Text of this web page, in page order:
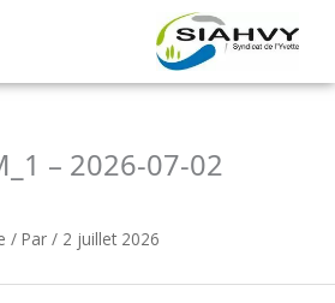
– 2026-07-02
/ Par / 2 juillet 2026